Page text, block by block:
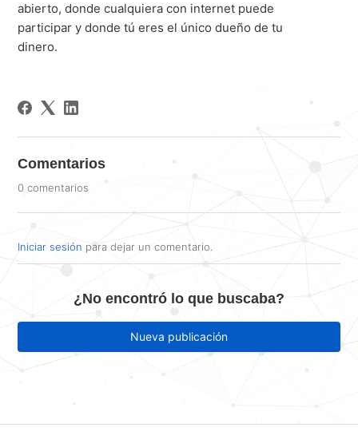
abierto, donde cualquiera con internet puede
participar y donde tú eres el único dueño de tu
dinero.
Comentarios
0 comentarios
Iniciar sesión para dejar un comentario.
¿No encontró lo que buscaba?
Nueva publicación